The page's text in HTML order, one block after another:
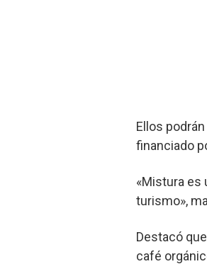
Ellos
financiado
«Mistura es
turismo»,
Destacó
café